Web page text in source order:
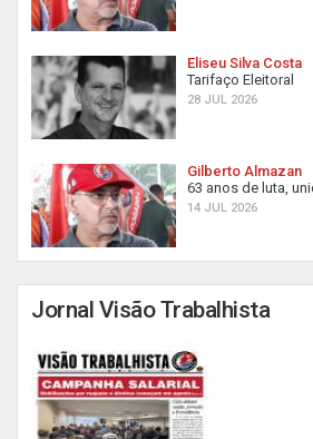
Eliseu Silva Costa
Tarifaço Eleitoral
28 JUL 2026
Gilberto Almazan
63 anos de luta,
14 JUL 2026
Jornal Visão Trabalhista